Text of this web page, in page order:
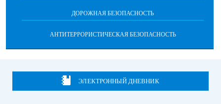
ДОРОЖНАЯ БЕЗОПАСНОСТЬ
АНТИТЕРРОРИСТИЧЕСКАЯ БЕЗОПАСНОСТЬ
ЭЛЕКТРОННЫЙ ДНЕВНИК